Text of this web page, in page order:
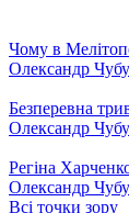
Чому в
Олександр
Безперевна
Олександр
Регіна
Олександр
Всі точки зору